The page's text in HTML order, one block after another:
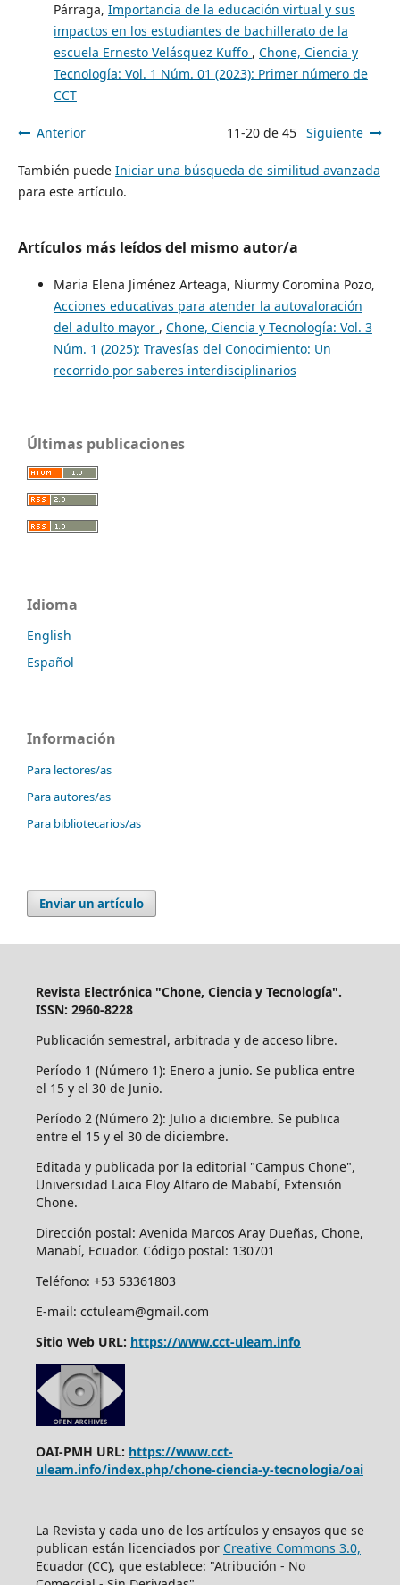
Párraga, Importancia de la educación virtual y sus
impactos en los estudiantes de bachillerato de la
escuela Ernesto Velásquez Kuffo , Chone, Ciencia y
Tecnología: Vol. 1 Núm. 01 (2023): Primer número de
CCT
Anterior 11-20 de 45 Siguiente
También puede Iniciar una búsqueda de similitud avanzada
para este artículo.
Artículos más leídos del mismo autor/a
Maria Elena Jiménez Arteaga, Niurmy Coromina Pozo,
Acciones educativas para atender la autovaloración
del adulto mayor , Chone, Ciencia y Tecnología: Vol. 3
Núm. 1 (2025): Travesías del Conocimiento: Un
recorrido por saberes interdisciplinarios
Últimas publicaciones
Idioma
English
Español
Información
Para lectores/as
Para autores/as
Para bibliotecarios/as
Enviar un artículo
Revista Electrónica "Chone, Ciencia y Tecnología".
ISSN: 2960-8228
Publicación semestral, arbitrada y de acceso libre.
Período 1 (Número 1): Enero a junio. Se publica entre
el 15 y el 30 de Junio.
Período 2 (Número 2): Julio a diciembre. Se publica
entre el 15 y el 30 de diciembre.
Editada y publicada por la editorial "Campus Chone",
Universidad Laica Eloy Alfaro de Mababí, Extensión
Chone.
Dirección postal: Avenida Marcos Aray Dueñas, Chone,
Manabí, Ecuador. Código postal: 130701
Teléfono: +53 53361803
E-mail: cctuleam@gmail.com
Sitio Web URL: https://www.cct-uleam.info
OAI-PMH URL: https://www.cct-
uleam.info/index.php/chone-ciencia-y-tecnologia/oai
La Revista y cada uno de los artículos y ensayos que se
publican están licenciados por Creative Commons 3.0,
Ecuador (CC), que establece: "Atribución - No